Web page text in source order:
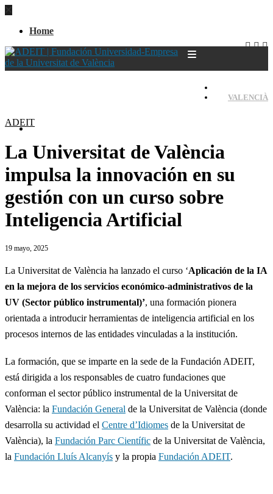
Home
VALENCIÀ
Home
ADEIT
La Universitat de València
impulsa la innovación en su
gestión con un curso sobre
Inteligencia Artificial
19 mayo, 2025
La Universitat de València ha lanzado el curso ‘Aplicación de la IA
en la mejora de los servicios económico-administrativos de la
UV (Sector público instrumental)’, una formación pionera
orientada a introducir herramientas de inteligencia artificial en los
procesos internos de las entidades vinculadas a la institución.
La formación, que se imparte en la sede de la Fundación ADEIT,
está dirigida a los responsables de cuatro fundaciones que
conforman el sector público instrumental de la Universitat de
València: la Fundación General de la Universitat de València (donde
desarrolla su actividad el Centre d’Idiomes de la Universitat de
València), la Fundación Parc Científic de la Universitat de València,
la Fundación Lluís Alcanyís y la propia Fundación ADEIT.